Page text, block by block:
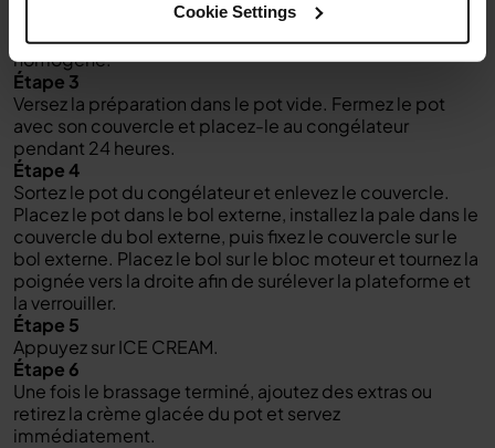
Cookie Settings
Incorporez la marmelade et le whisky au fouet dans la
préparation de lait jusqu’à obtenir un mélange
homogène.
Étape 3
Versez la préparation dans le pot vide. Fermez le pot
avec son couvercle et placez-le au congélateur
pendant 24 heures.
Étape 4
Sortez le pot du congélateur et enlevez le couvercle.
Placez le pot dans le bol externe, installez la pale dans le
couvercle du bol externe, puis fixez le couvercle sur le
bol externe. Placez le bol sur le bloc moteur et tournez la
poignée vers la droite afin de surélever la plateforme et
la verrouiller.
Étape 5
Appuyez sur ICE CREAM.
Étape 6
Une fois le brassage terminé, ajoutez des extras ou
retirez la crème glacée du pot et servez
immédiatement.